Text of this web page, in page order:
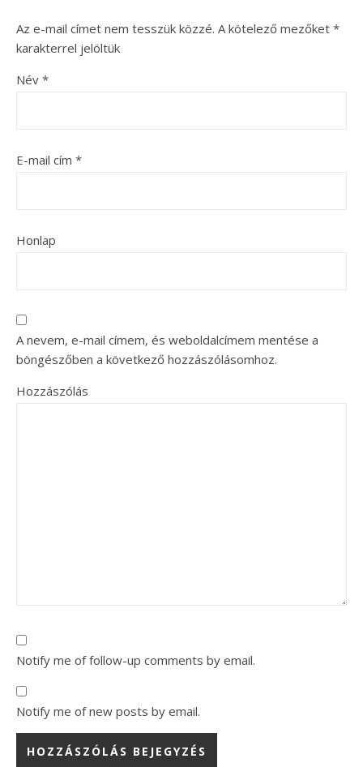
Az e-mail címet nem tesszük közzé. A kötelező mezőket *
karakterrel jelöltük
Név *
E-mail cím *
Honlap
A nevem, e-mail címem, és weboldalcímem mentése a
böngészőben a következő hozzászólásomhoz.
Hozzászólás
Notify me of follow-up comments by email.
Notify me of new posts by email.